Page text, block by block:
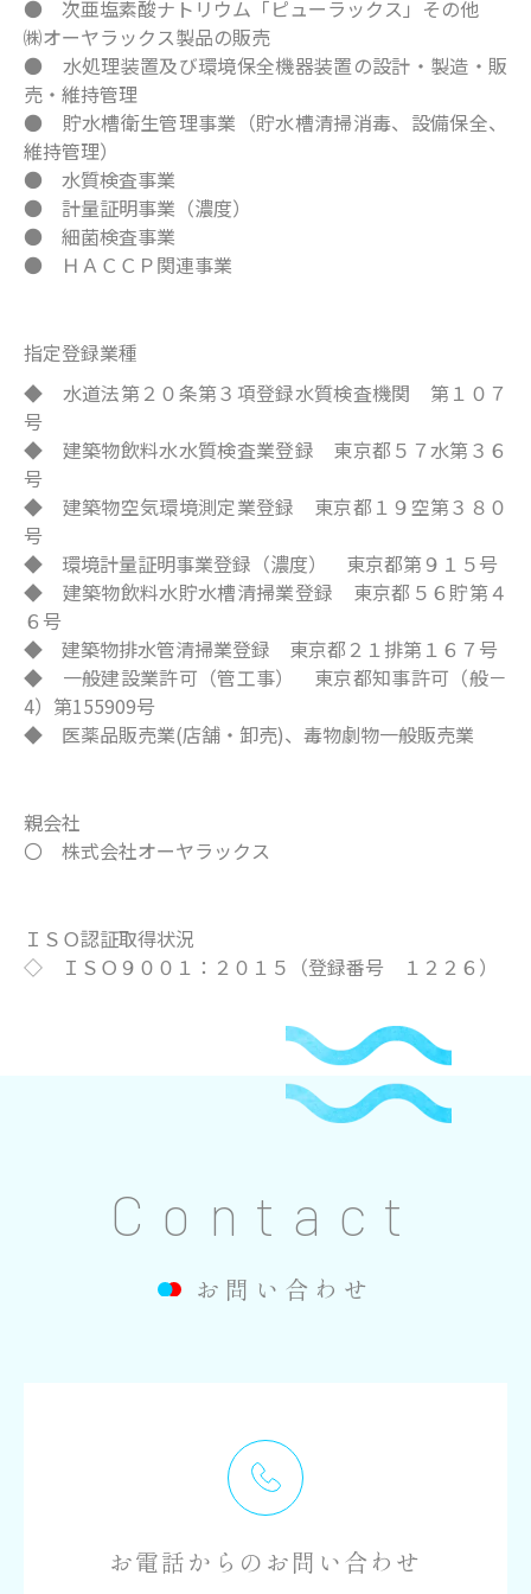
● 次亜塩素酸ナトリウム「ピューラックス」その他
㈱オーヤラックス製品の販売
● 水処理装置及び環境保全機器装置の設計・製造・販
売・維持管理
● 貯水槽衛生管理事業（貯水槽清掃消毒、設備保全、
維持管理）
● 水質検査事業
● 計量証明事業（濃度）
● 細菌検査事業
● ＨＡＣＣＰ関連事業
指定登録業種
◆ 水道法第２０条第３項登録水質検査機関 第１０７
号
◆ 建築物飲料水水質検査業登録 東京都５７水第３６
号
◆ 建築物空気環境測定業登録 東京都１９空第３８０
号
◆ 環境計量証明事業登録（濃度） 東京都第９１５号
◆ 建築物飲料水貯水槽清掃業登録 東京都５６貯第４
６号
◆ 建築物排水管清掃業登録 東京都２１排第１６７号
◆ 一般建設業許可（管工事） 東京都知事許可（般－
4）第155909号
◆ 医薬品販売業(店舗・卸売)、毒物劇物一般販売業
親会社
〇 株式会社オーヤラックス
ＩＳＯ認証取得状況
◇ ＩＳＯ９００１：２０１５（登録番号 １２２６）
Contact
お問い合わせ
お電話からのお問い合わせ